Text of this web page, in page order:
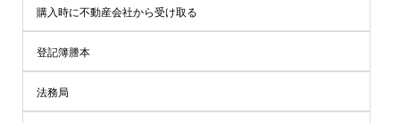
購入時に不動産会社から受け取る
登記簿謄本
法務局